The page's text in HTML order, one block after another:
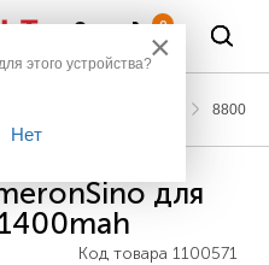
0
8800
для
Код товара 1100571
×
этого устройства?
Нет